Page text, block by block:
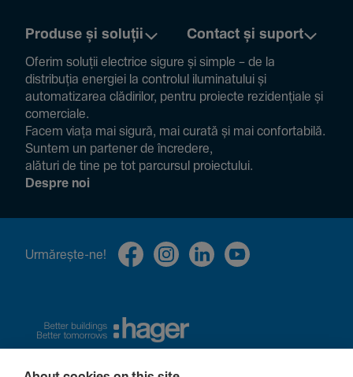
Produse și soluții Contact și suport
Oferim soluții electrice sigure și simple – de la
distribuția energiei la controlul ilumi­na­tului și
auto­ma­ti­zarea clădi­rilor, pentru proiecte rezi­den­țiale și
comer­ciale.
Facem viața mai sigură, mai curată și mai confor­ta­bilă.
Suntem un partener de încre­dere,
alături de tine pe tot parcursul proiec­tului.
Despre noi
Urmă­rește-ne!